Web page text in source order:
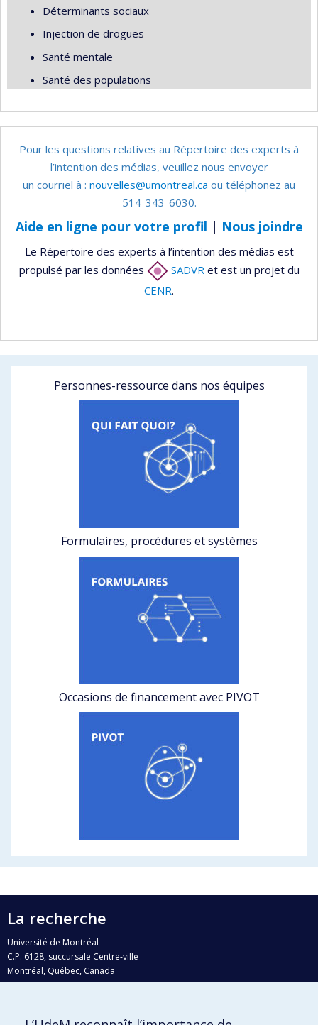
Déterminants sociaux
Injection de drogues
Santé mentale
Santé des populations
Pour les questions relatives au Répertoire des experts à
l’intention des médias, veuillez nous envoyer
un courriel à : nouvelles@umontreal.ca ou téléphonez au
514-343-6030.
Aide en ligne pour votre profil | Nous joindre
Le Répertoire des experts à l’intention des médias est
propulsé par les données
SADVR et est un projet du
CENR.
Personnes-ressource dans nos équipes
Formulaires, procédures et systèmes
Occasions de financement avec PIVOT
La recherche
Université de Montréal
C.P. 6128, succursale Centre-ville
Montréal, Québec, Canada
H3C 3J7